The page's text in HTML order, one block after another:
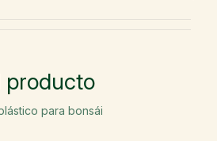
producto
para bonsái